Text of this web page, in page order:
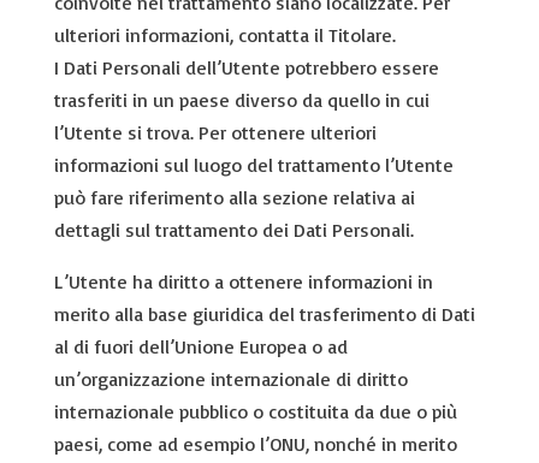
ulteriori informazioni, contatta il Titolare.
I Dati Personali dell’Utente potrebbero essere
trasferiti in un paese diverso da quello in cui
l’Utente si trova. Per ottenere ulteriori
informazioni sul luogo del trattamento l’Utente
può fare riferimento alla sezione relativa ai
dettagli sul trattamento dei Dati Personali.
L’Utente ha diritto a ottenere informazioni in
merito alla base giuridica del trasferimento di Dati
al di fuori dell’Unione Europea o ad
un’organizzazione internazionale di diritto
internazionale pubblico o costituita da due o più
paesi, come ad esempio l’ONU, nonché in merito